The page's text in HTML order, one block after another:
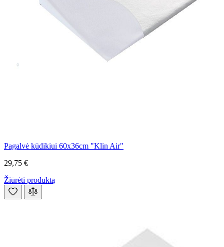
Pagalvė kūdikiui 60x36cm "Klin Air"
29,75 €
Žiūrėti produktą